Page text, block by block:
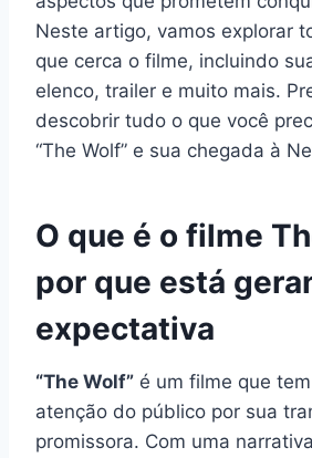
Neste artigo, vamos explorar
que cerca o filme, incluindo
elenco, trailer e muito mais.
descobrir tudo o que você
“The Wolf” e sua chegada à
O que é o filme
por que está
expectativa
“The Wolf” é um filme que
atenção do público por sua
promissora. Com uma